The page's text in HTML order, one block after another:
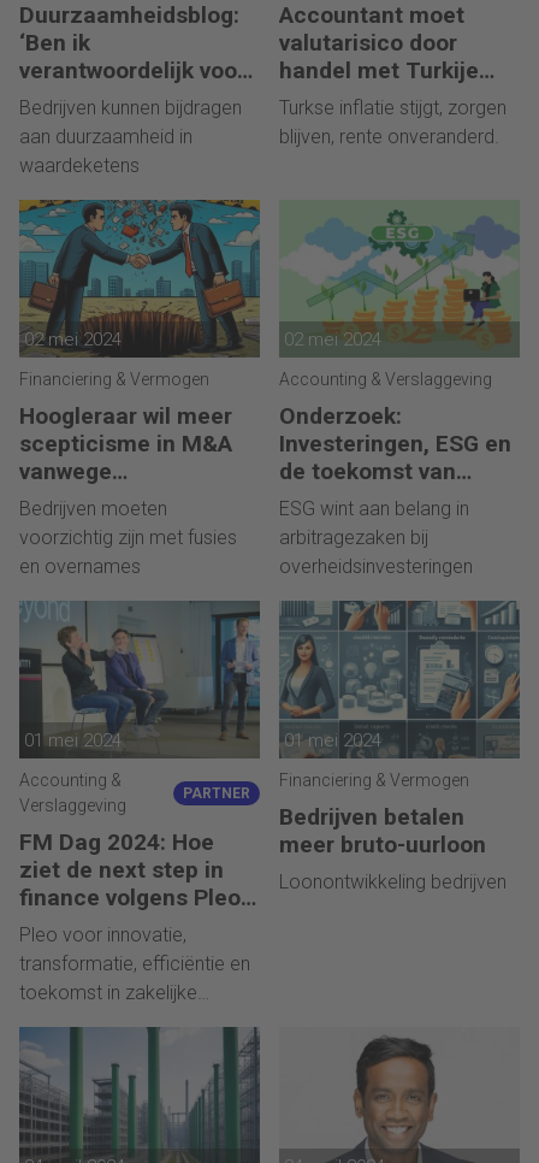
Duurzaamheidsblog:
‘Ben ik
verantwoordelijk voor
hele waardeketen?’
Bedrijven kunnen bijdragen
aan duurzaamheid in
waardeketens
Accountant moet
valutarisico door
handel met Turkije
beoordelen
Turkse inflatie stijgt, zorgen
blijven, rente onveranderd.
02 mei 2024
Financiering & Vermogen
Hoogleraar wil meer
scepticisme in M&A
vanwege
waardevernietiging
Bedrijven moeten
voorzichtig zijn met fusies
en overnames
02 mei 2024
Accounting & Verslaggeving
Onderzoek:
Investeringen, ESG en
de toekomst van
internationale handel
ESG wint aan belang in
arbitragezaken bij
overheidsinvesteringen
01 mei 2024
Accounting &
Verslaggeving
PARTNER
FM Dag 2024: Hoe
ziet de next step in
finance volgens Pleo
eruit?
Pleo voor innovatie,
transformatie, efficiëntie en
toekomst in zakelijke
uitgaven
01 mei 2024
Financiering & Vermogen
Bedrijven betalen
meer bruto-uurloon
Loonontwikkeling bedrijven